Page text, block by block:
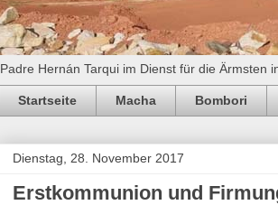
Padre Hernán Tarqui im Dienst für die Ärmsten
Startseite Macha Bombori
Dienstag, 28. November 2017
Erstkommunion und